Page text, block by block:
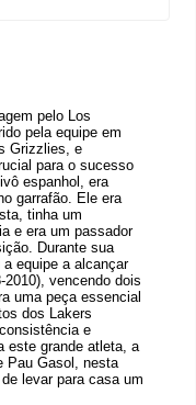
pelo Los
pela equipe em
Grizzlies, e
para o sucesso
espanhol, era
garrafão. Ele era
tinha um
e era um passador
Durante sua
equipe a alcançar
vencendo dois
uma peça essencial
dos Lakers
e
este grande atleta, a
Pau Gasol, nesta
levar para casa um